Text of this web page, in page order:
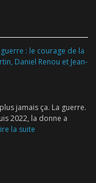
: le courage de la
Daniel Renou et Jean-
jamais ça. La guerre.
2022, la donne a
la suite